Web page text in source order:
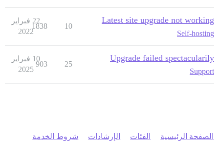
Latest site upgrade not working
Self-hosting
10
1838
22 فبراير
2022
Upgrade failed spectacularily
Support
25
903
10 فبراير
2025
الصفحة الرئيسية الفئات الإرشادات شروط الخدمة